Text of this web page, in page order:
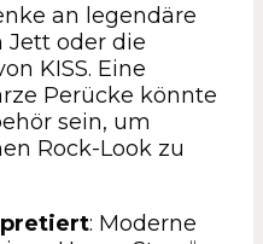
an legendäre
Jett oder die
KISS. Eine
Perücke könnte
sein, um
Rock-Look zu
: Moderne